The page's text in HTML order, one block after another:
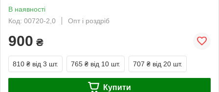
В наявності
Код: 00720-2,0
Опт і роздріб
900 ₴
810 ₴ від 3 шт. 765 ₴ від 10 шт. 707 ₴ від 20 шт.
Купити